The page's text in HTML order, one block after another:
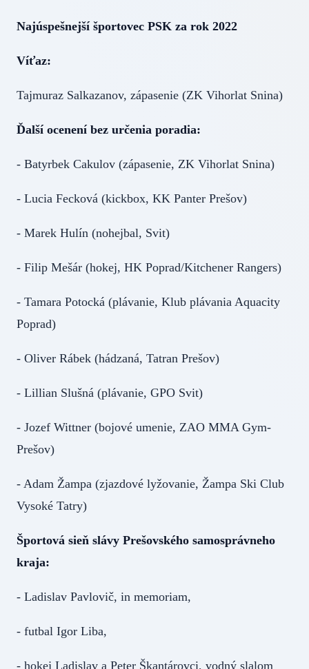
Najúspešnejší športovec PSK za rok 2022
Víťaz:
Tajmuraz Salkazanov, zápasenie (ZK Vihorlat Snina)
Ďalší ocenení bez určenia poradia:
- Batyrbek Cakulov (zápasenie, ZK Vihorlat Snina)
- Lucia Fecková (kickbox, KK Panter Prešov)
- Marek Hulín (nohejbal, Svit)
- Filip Mešár (hokej, HK Poprad/Kitchener Rangers)
- Tamara Potocká (plávanie, Klub plávania Aquacity
Poprad)
- Oliver Rábek (hádzaná, Tatran Prešov)
- Lillian Slušná (plávanie, GPO Svit)
- Jozef Wittner (bojové umenie, ZAO MMA Gym-
Prešov)
- Adam Žampa (zjazdové lyžovanie, Žampa Ski Club
Vysoké Tatry)
Športová sieň slávy Prešovského samosprávneho
kraja:
- Ladislav Pavlovič, in memoriam,
- futbal Igor Liba,
- hokej Ladislav a Peter Škantárovci, vodný slalom